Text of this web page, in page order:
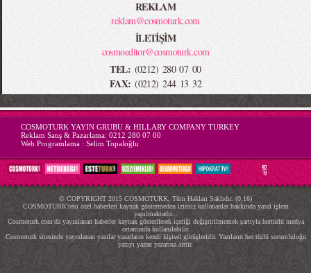
REKLAM
reklam@cosmoturk.com
İLETİŞİM
cosmoeditor@cosmoturk.com
TEL: (0212) 280 07 00
FAX: (0212) 244 13 32
-->
COSMOTURK YAYIN GRUBU & HILLARY COMPANY TURKEY
Reklam Satış & Pazarlama: 0212 280 07 00
Web Programlama : Selim Topaloğlu
© COPYRIGHT 2015 COSMOTURK, Tüm Hakları Saklıdır. (0,16)
COSMOTURK'teki özel haberleri kaynak göstermeden izinsiz kullananlar hakkında yasal işlem
yapılmaktadır...
Cosmoturk.com'da yayınlanan haberler kaynak gösterilerek içeriği değiştirilmemek şartıyla hertürlü medya
ortamında kullanılabilir.
Cosmoturk sitesinde yayınlanan yazılar yazarların kendi kişisel görüşleridir. Yazıların her türlü sorumluluğu
yazıyı yazan yazarına aittir.